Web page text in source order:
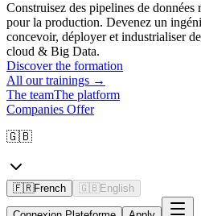
Construisez des pipelines de données
pour la production. Devenez un
concevoir, déployer et industrialiser
cloud & Big Data.
Discover the formation
All our trainings →
The teamThe platform
Companies Offer
🇬🇧
🇫🇷French 🇬🇧 English